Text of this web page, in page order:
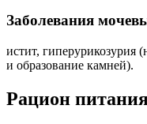
Заболевания
истит, гиперурикозурия
и образование камней).
Рацион